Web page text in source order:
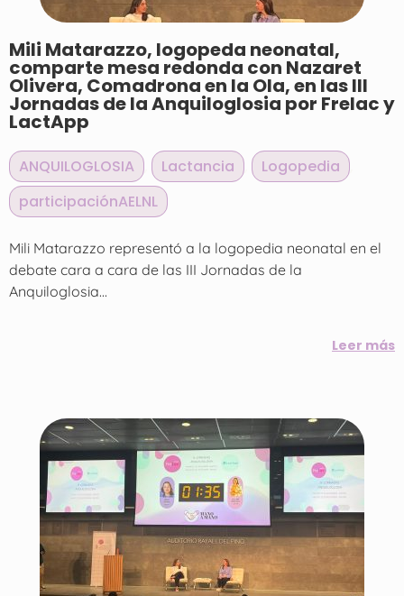
Mili Matarazzo, logopeda neonatal,
comparte mesa redonda con Nazaret
Olivera, Comadrona en la Ola, en las III
Jornadas de la Anquiloglosia por Frelac y
LactApp
ANQUILOGLOSIA Lactancia Logopedia
participaciónAELNL
Mili Matarazzo representó a la logopedia neonatal en el
debate cara a cara de las III Jornadas de la
Anquiloglosia...
Leer más